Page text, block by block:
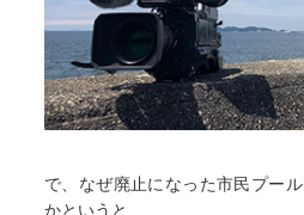
で、なぜ廃止になった市民プー
かというと